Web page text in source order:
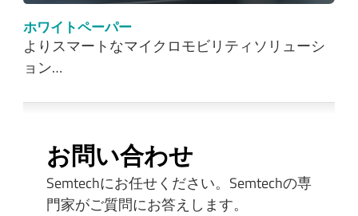
ホワイトペーパー
よりスマートなマイクロモビリティソリューシ
ョン…
お問い合わせ
Semtechにお任せください。Semtechの専
門家がご質問にお答えします。